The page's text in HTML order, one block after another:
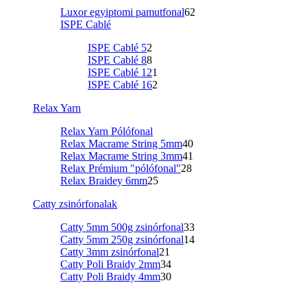
Luxor egyiptomi pamutfonal62
ISPE Cablé
ISPE Cablé 52
ISPE Cablé 88
ISPE Cablé 121
ISPE Cablé 162
Relax Yarn
Relax Yarn Pólófonal
Relax Macrame String 5mm40
Relax Macrame String 3mm41
Relax Prémium "pólófonal"28
Relax Braidey 6mm25
Catty zsinórfonalak
Catty 5mm 500g zsinórfonal33
Catty 5mm 250g zsinórfonal14
Catty 3mm zsinórfonal21
Catty Poli Braidy 2mm34
Catty Poli Braidy 4mm30